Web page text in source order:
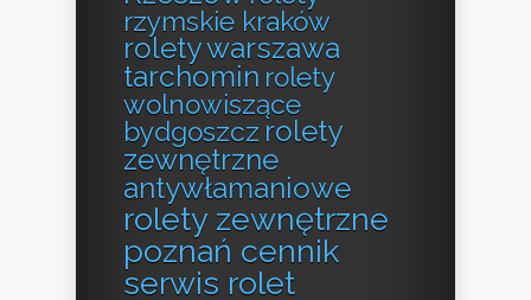
rzymskie kraków
rolety warszawa
tarchomin rolety
wolnowiszące
bydgoszcz rolety
zewnętrzne
antywłamaniowe
rolety zewnętrzne
poznań cennik
serwis rolet